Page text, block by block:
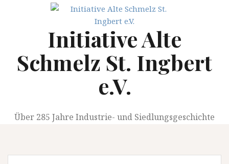
Initiative Alte
Schmelz St. Ingbert
e.V.
Über 285 Jahre Industrie- und Siedlungsgeschichte